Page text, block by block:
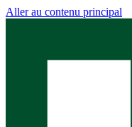
Aller au contenu principal